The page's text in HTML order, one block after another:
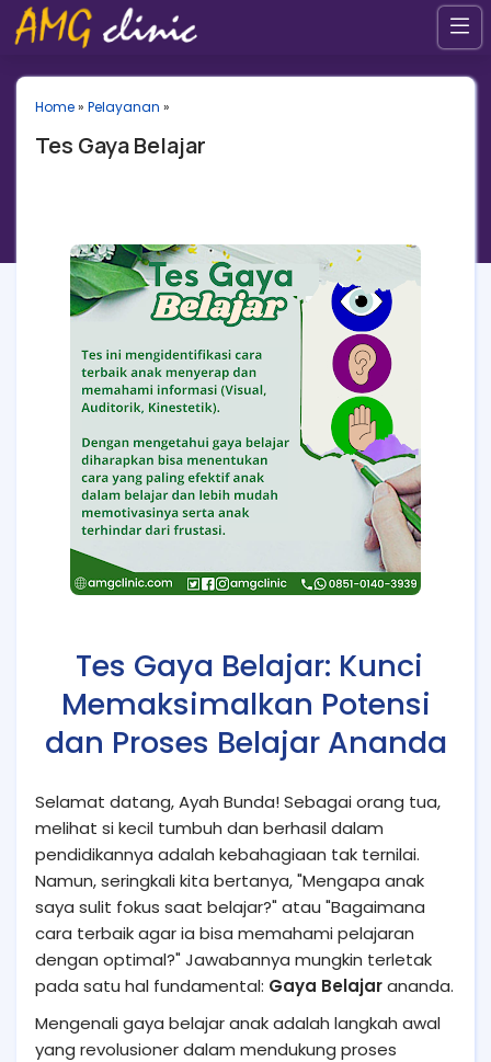
Home» Pelayanan »
Tes Gaya Belajar
Tes Gaya Belajar: Kunci
Memaksimalkan Potensi
dan Proses Belajar Ananda
Selamat datang, Ayah Bunda! Sebagai orang tua,
melihat si kecil tumbuh dan berhasil dalam
pendidikannya adalah kebahagiaan tak ternilai.
Namun, seringkali kita bertanya, "Mengapa anak
saya sulit fokus saat belajar?" atau "Bagaimana
cara terbaik agar ia bisa memahami pelajaran
dengan optimal?" Jawabannya mungkin terletak
pada satu hal fundamental: Gaya Belajarananda.
Mengenali gaya belajar anak adalah langkah awal
yang revolusioner dalam mendukung proses